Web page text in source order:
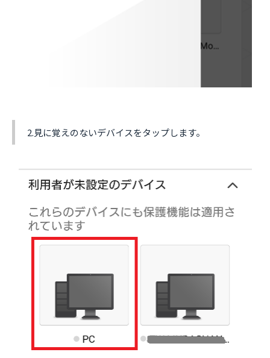
2.見に覚えのないデバイスをタップします。